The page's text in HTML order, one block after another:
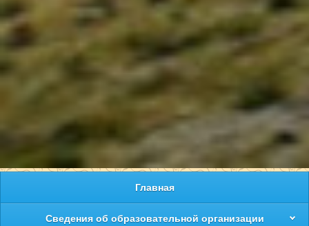
Главная
Сведения об образовательной организации